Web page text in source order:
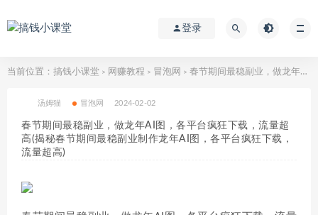
登录
当前位置： 搞钱小课堂 > 网赚教程 > 冒泡网 > 春节期间最稳副业，做龙年AI图，各平台疯狂下载，流量超高(揭秘春节期间最稳副业制作龙年AI图，各平台疯狂下载，流量超高)
汤姆猫 冒泡网 2024-02-02
春节期间最稳副业，做龙年AI图，各平台疯狂下载，流量超
高(揭秘春节期间最稳副业制作龙年AI图，各平台疯狂下载，
流量超高)